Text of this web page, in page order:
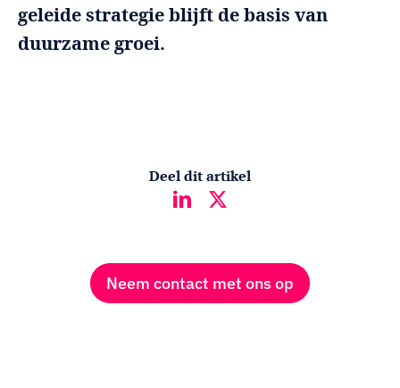
geleide strategie blijft de basis van
duurzame groei.
Deel dit artikel
Neem contact met ons op